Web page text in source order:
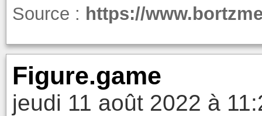
Source : https://
Figure.game
jeudi 11 août 2022 à